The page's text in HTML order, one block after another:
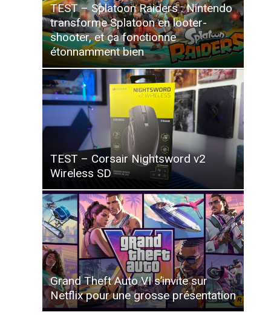
TEST – Splatoon Raiders : Nintendo
transforme Splatoon en looter-
shooter, et ça fonctionne
étonnamment bien
TEST – Corsair Nightsword v2
Wireless SD
Grand Theft Auto VI s’invite sur
Netflix pour une grosse présentation